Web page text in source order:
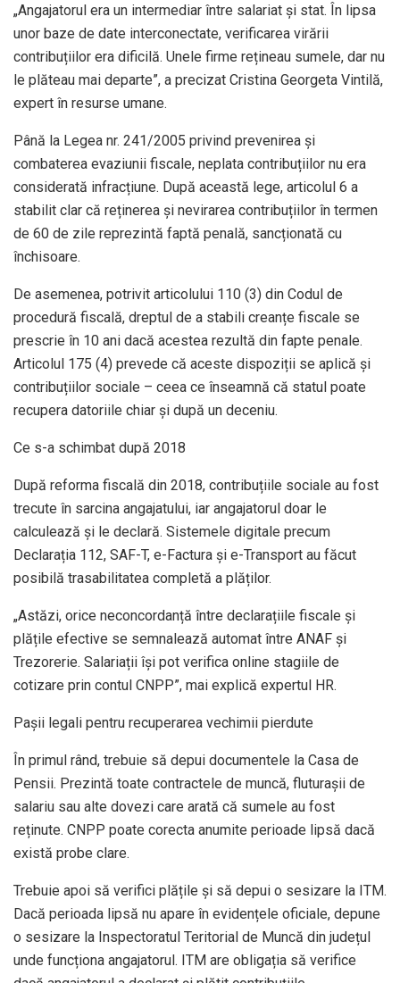
„Angajatorul era un intermediar între salariat și stat. În lipsa
unor baze de date interconectate, verificarea virării
contribuțiilor era dificilă. Unele firme rețineau sumele, dar nu
le plăteau mai departe”, a precizat Cristina Georgeta Vintilă,
expert în resurse umane.
Până la Legea nr. 241/2005 privind prevenirea și
combaterea evaziunii fiscale, neplata contribuțiilor nu era
considerată infracțiune. După această lege, articolul 6 a
stabilit clar că reținerea și nevirarea contribuțiilor în termen
de 60 de zile reprezintă faptă penală, sancționată cu
închisoare.
De asemenea, potrivit articolului 110 (3) din Codul de
procedură fiscală, dreptul de a stabili creanțe fiscale se
prescrie în 10 ani dacă acestea rezultă din fapte penale.
Articolul 175 (4) prevede că aceste dispoziții se aplică și
contribuțiilor sociale – ceea ce înseamnă că statul poate
recupera datoriile chiar și după un deceniu.
Ce s-a schimbat după 2018
După reforma fiscală din 2018, contribuțiile sociale au fost
trecute în sarcina angajatului, iar angajatorul doar le
calculează și le declară. Sistemele digitale precum
Declarația 112, SAF-T, e-Factura și e-Transport au făcut
posibilă trasabilitatea completă a plăților.
„Astăzi, orice neconcordanță între declarațiile fiscale și
plățile efective se semnalează automat între ANAF și
Trezorerie. Salariații își pot verifica online stagiile de
cotizare prin contul CNPP”, mai explică expertul HR.
Pașii legali pentru recuperarea vechimii pierdute
În primul rând, trebuie să depui documentele la Casa de
Pensii. Prezintă toate contractele de muncă, fluturașii de
salariu sau alte dovezi care arată că sumele au fost
reținute. CNPP poate corecta anumite perioade lipsă dacă
există probe clare.
Trebuie apoi să verifici plățile și să depui o sesizare la ITM.
Dacă perioada lipsă nu apare în evidențele oficiale, depune
o sesizare la Inspectoratul Teritorial de Muncă din județul
unde funcționa angajatorul. ITM are obligația să verifice